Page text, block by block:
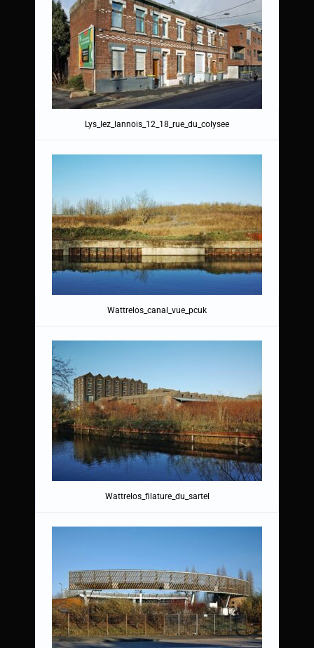
Lys_lez_lannois_12_18_rue_du_colysee
Wattrelos_canal_vue_pcuk
Wattrelos_filature_du_sartel